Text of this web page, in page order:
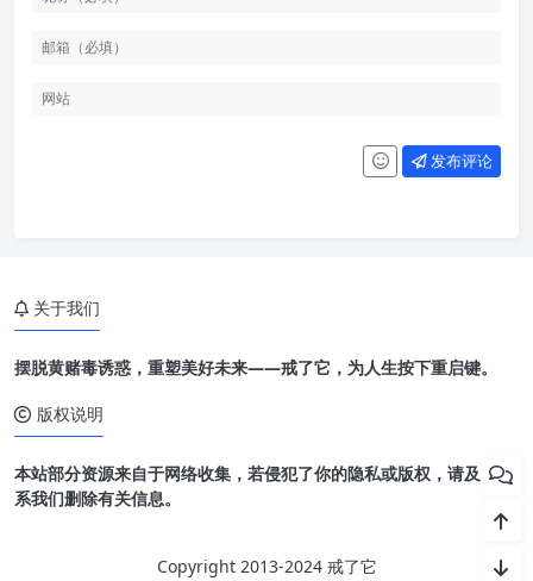
发布评论
关于我们
摆脱黄赌毒诱惑，重塑美好未来——戒了它，为人生按下重启键。
版权说明
本站部分资源来自于网络收集，若侵犯了你的隐私或版权，请及时联
系我们删除有关信息。
Copyright 2013-2024 戒了它